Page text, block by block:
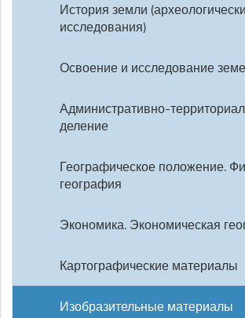
История земли
исследования)
Освоение и исследование
Административно-
деление
Географическое положение.
география
Экономика. Экономическая
Картографические материалы
Изобразительные материалы